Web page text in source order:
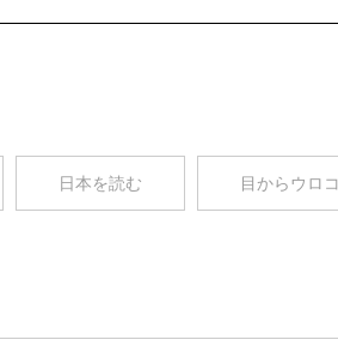
日本を読む 目からウロコ